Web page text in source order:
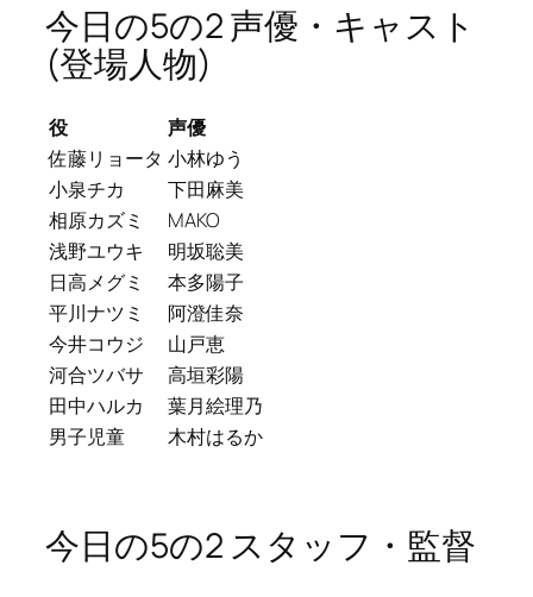
今日の5の2 声優・キャスト
(登場人物)
役
声優
佐藤リョータ 小林ゆう
小泉チカ
下田麻美
相原カズミ
MAKO
浅野ユウキ
明坂聡美
日高メグミ
本多陽子
平川ナツミ
阿澄佳奈
今井コウジ
山戸恵
河合ツバサ
高垣彩陽
田中ハルカ
葉月絵理乃
男子児童
木村はるか
今日の5の2 スタッフ・監督